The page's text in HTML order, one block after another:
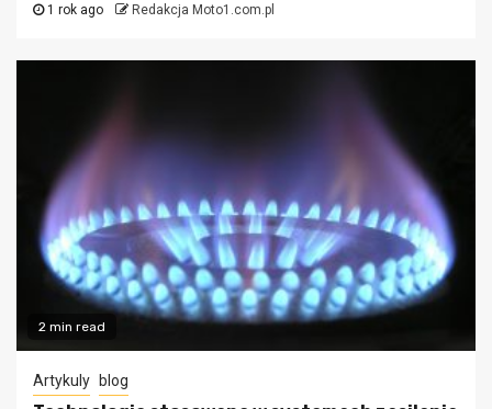
1 rok ago Redakcja Moto1.com.pl
2 min read
Artykuly blog